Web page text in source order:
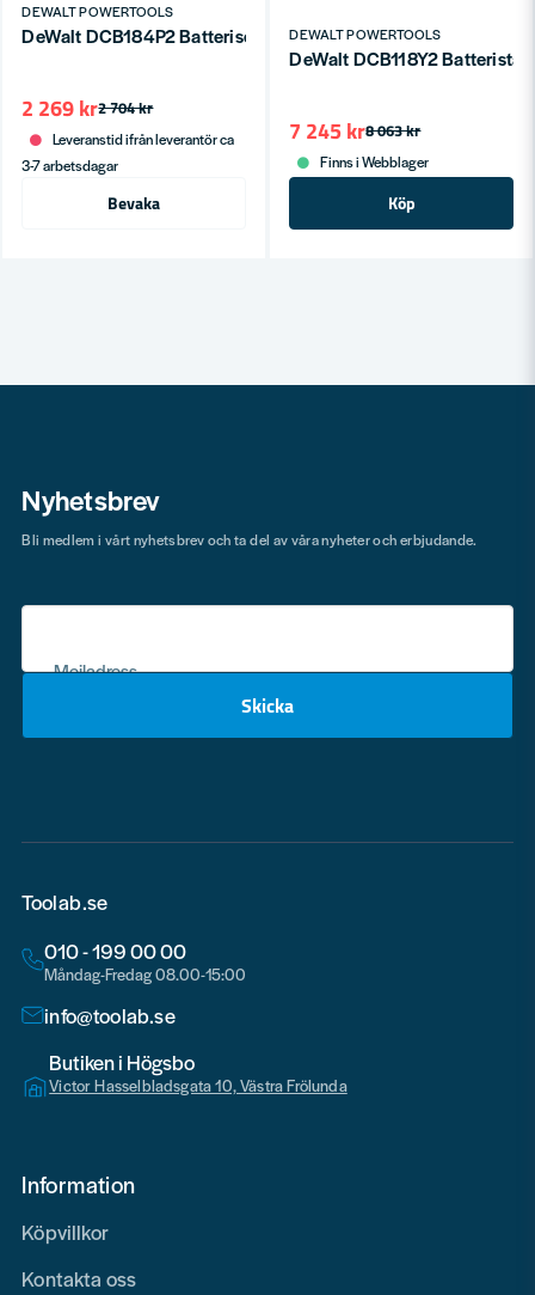
DEWALT POWERTOOLS
DeWalt DCB184P2 Batteriset 18V XR (2x5,0Ah)
2 704 kr
2 269 kr
Leveranstid ifrån leverantör ca
3-7 arbetsdagar
Bevaka
DEWALT POWERTOOLS
DeWalt DCB118Y2
8 063 kr
7 245 kr
Finns i Webblager
Köp
Nyhetsbrev
Mejladress
Skicka
Bli medlem i vårt nyhetsbrev och ta del av våra nyheter och erbjudande.
Toolab.se
010 - 199 00 00
Måndag-Fredag 08.00-15:00
info@toolab.se
Butiken i Högsbo
Victor Hasselbladsgata 10, Västra Frölunda
Information
Köpvillkor
Kontakta oss